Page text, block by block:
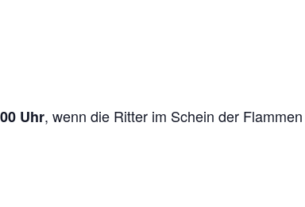
Uhr, wenn die Ritter im Schein der